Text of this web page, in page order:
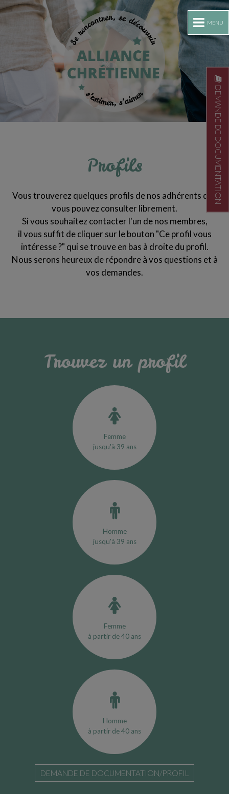
MENU
DEMANDE DE DOCUMENTATION
Profils
Vous trouverez quelques profils de nos adhérents que
vous pouvez consulter librement.
Si vous souhaitez contacter l'un de nos membres,
il vous suffit de cliquer sur le bouton "Ce profil vous
intéresse ?" qui se trouve en bas à droite du profil.
Nous serons heureux de répondre à vos questions et à
vos demandes.
Trouvez un profil
Femme
jusqu'à 39 ans
Homme
jusqu'à 39 ans
Femme
à partir de 40 ans
Homme
à partir de 40 ans
DEMANDE DE DOCUMENTATION/PROFIL